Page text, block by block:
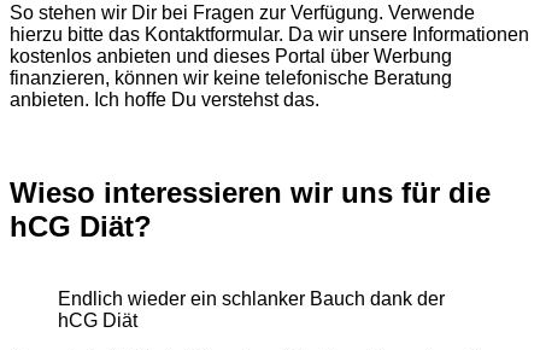
So stehen wir Dir bei Fragen zur Verfügung. Verwende
hierzu bitte das Kontaktformular. Da wir unsere Informationen
kostenlos anbieten und dieses Portal über Werbung
finanzieren, können wir keine telefonische Beratung
anbieten. Ich hoffe Du verstehst das.
Wieso interessieren wir uns für die
hCG Diät?
Endlich wieder ein schlanker Bauch dank der
hCG Diät